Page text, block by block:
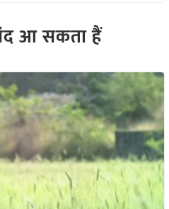
आ सकता हैं